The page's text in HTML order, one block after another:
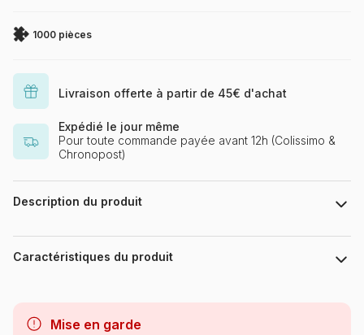
1000 pièces
Livraison offerte à partir de 45€ d'achat
Expédié le jour même
Pour toute commande payée avant 12h (Colissimo &
Chronopost)
Description du produit
.
Caractéristiques du produit
Mise en garde